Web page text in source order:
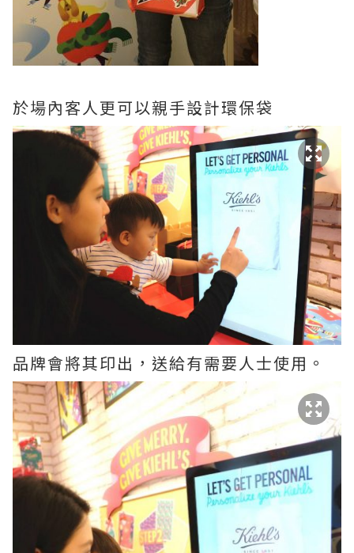
於場內客人更可以親手設計環保袋
品牌會將其印出，送給有需要人士使用。